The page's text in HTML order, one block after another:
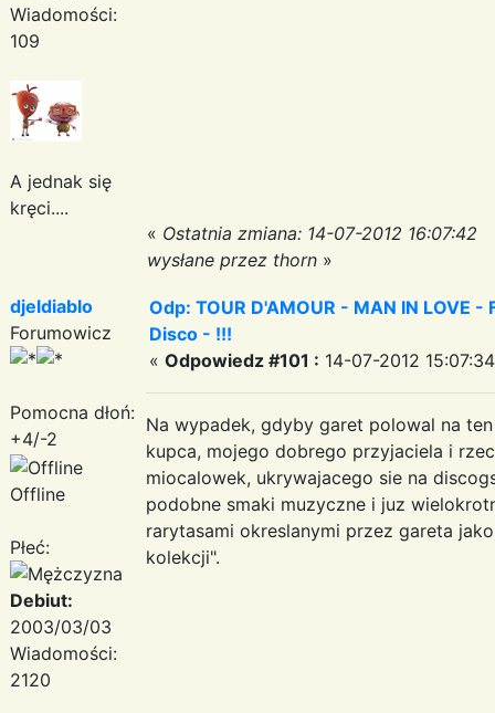
Wiadomości:
109
A jednak się
kręci....
« Ostatnia zmiana: 14-07-2012 16:07:42
wysłane przez thorn »
djeldiablo
Forumowicz
Pomocna dłoń:
+4/-2
Offline
Płeć:
Debiut:
2003/03/03
Wiadomości:
2120
Odp: TOUR D'AMOUR - MAN IN LOVE
Disco - !!!
« Odpowiedz #101 : 14-07-2012
Na wypadek, gdyby garet polowal na
kupca, mojego dobrego przyjaciela i
miocalowek, ukrywajacego sie na
podobne smaki muzyczne i juz
rarytasami okreslanymi przez gareta
kolekcji".